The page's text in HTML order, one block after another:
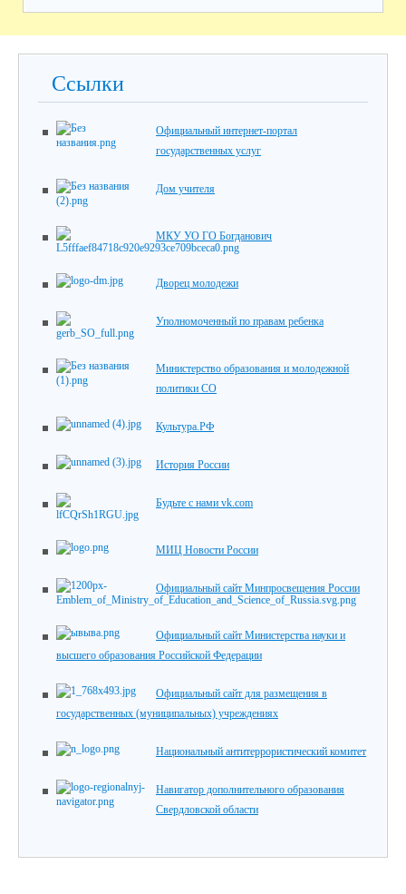
Ссылки
Официальный интернет-портал
государственных услуг
Дом учителя
МКУ УО ГО Богданович
Дворец молодежи
Уполномоченный по правам ребенка
Министерство образования и молодежной
политики СО
Культура.РФ
История России
Будьте с нами vk.com
МИЦ Новости России
Официальный сайт Минпросвещения России
Официальный сайт Министерства науки и
высшего образования Российской Федерации
Официальный сайт для размещения в
государственных (муниципальных) учреждениях
Национальный антитеррористический комитет
Навигатор дополнительного образования
Свердловской области